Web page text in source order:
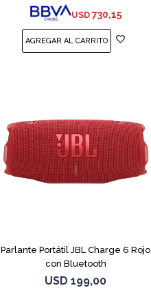
USD 730,15
Parlante Portátil JBL Charge 6 Rojo
con Bluetooth
USD 199,00